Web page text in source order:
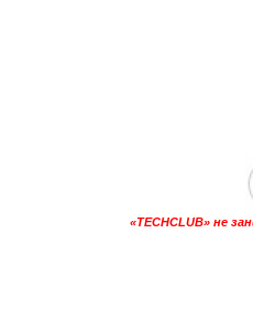
«TECHCLUB» не